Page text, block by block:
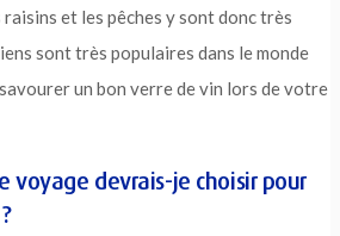
et les pêches y sont donc très
sont très populaires dans le monde
un bon verre de vin lors de votre
voyage devrais-je choisir pour